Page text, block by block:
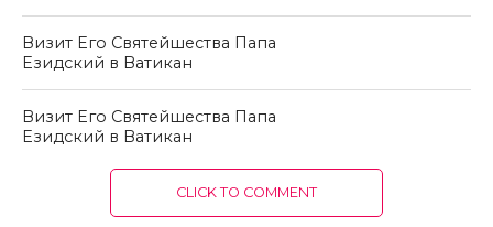
Визит Его Святейшества Папа
Езидский в Ватикан
Визит Его Святейшества Папа
Езидский в Ватикан
CLICK TO COMMENT